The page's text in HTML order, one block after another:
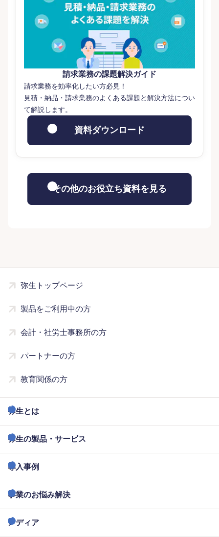
請求業務の課題解決ガイド
請求業務を効率化したい方必見！
見積・納品・請求業務のよくある課題と解決方法につい
て解説します。
資料ダウンロード
その他のお役立ち資料を見る
弥生トップページ
製品をご利用中の方
会計・社労士事務所の方
パートナーの方
教育関係の方
弥生とは
弥生の製品・サービス
導入事例
事業のお悩み解決
メディア